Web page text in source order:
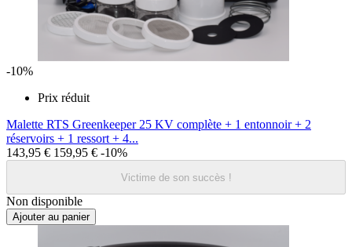
-10%
Prix réduit
Malette RTS Greenkeeper 25 KV complète + 1 entonnoir + 2
réservoirs + 1 ressort + 4...
143,95 € 159,95 € -10%
Victime de son succès !
Non disponible
Ajouter au panier